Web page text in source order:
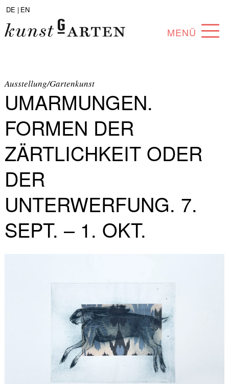
DE | EN
MENÜ
ABOUT
SAMMLUNG
KÜNSTLER*INNEN
PARTNER*INNEN
Ausstellung/Gartenkunst
UMARMUNGEN.
FORMEN DER
ZÄRTLICHKEIT ODER
DER
UNTERWERFUNG. 7.
SEPT. – 1. OKT.